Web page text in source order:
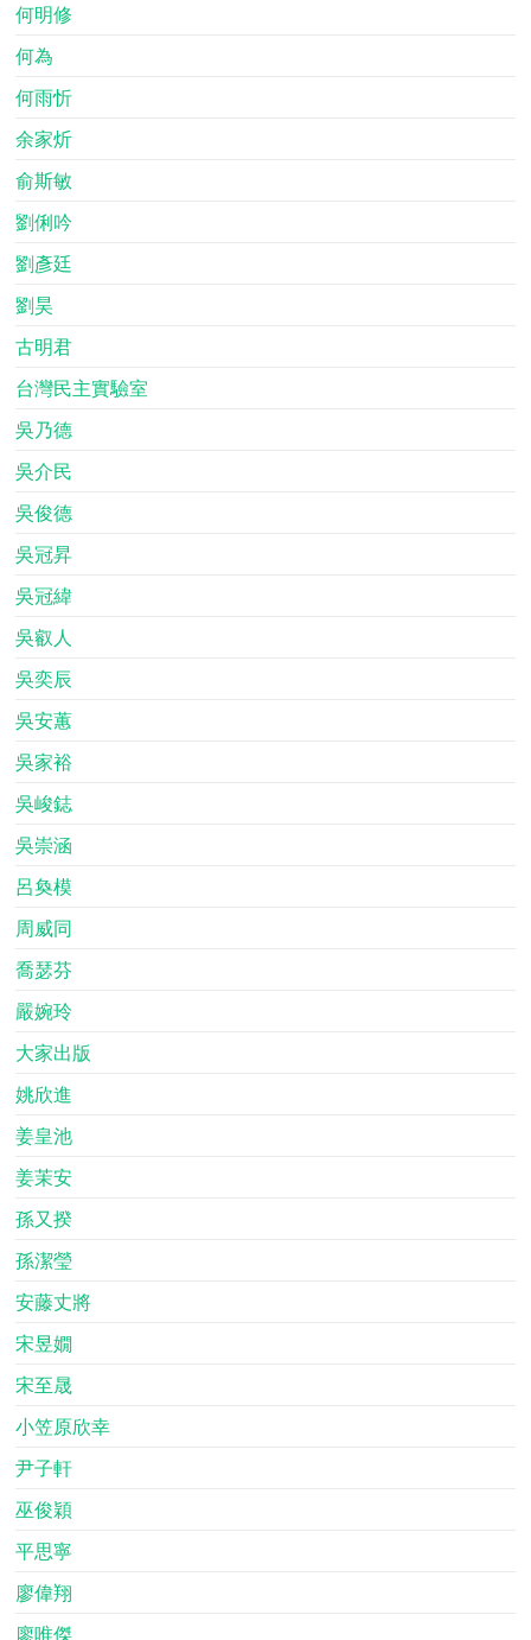
何明修
何為
何雨忻
余家炘
俞斯敏
劉俐吟
劉彥廷
劉昊
古明君
台灣民主實驗室
吳乃德
吳介民
吳俊德
吳冠昇
吳冠緯
吳叡人
吳奕辰
吳安蕙
吳家裕
吳峻鋕
吳崇涵
呂奐模
周威同
喬瑟芬
嚴婉玲
大家出版
姚欣進
姜皇池
姜茉安
孫又揆
孫潔瑩
安藤丈將
宋昱嫺
宋至晟
小笠原欣幸
尹子軒
巫俊穎
平思寧
廖偉翔
廖唯傑